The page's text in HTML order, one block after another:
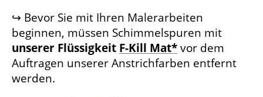
↪ Bevor Sie mit Ihren Malerarbeiten
beginnen, müssen Schimmelspuren mit
unserer Flüssigkeit F-Kill Mat*vor dem
Auftragen unserer Anstrichfarben entfernt
werden.